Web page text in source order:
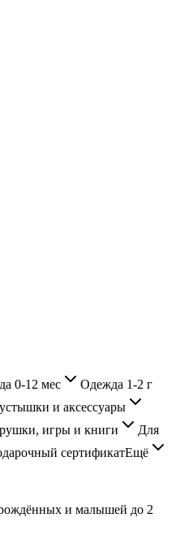
0-12 мес
Одежда 1-2 г
и аксессуары
игры и книги
Для
сертификатЕщё
и малышей до 2